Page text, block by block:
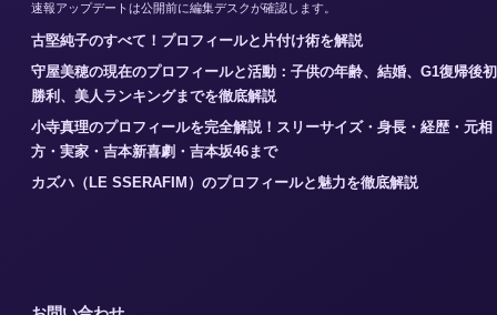
速報アップデートは公開前に編集デスクが確認します。
古堅純子のすべて！プロフィールと片付け術を解説
守屋美穂の現在のプロフィールと活動：子供の年齢、結婚、G1復帰後初
勝利、美人ランキングまでを徹底解説
小寺真理のプロフィールを完全解説！スリーサイズ・身長・経歴・元相
方・実家・吉本新喜劇・吉本坂46まで
カズハ（LE SSERAFIM）のプロフィールと魅力を徹底解説